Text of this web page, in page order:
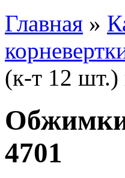
Главная »
(к-т 12 шт.)
Обжимки
4701